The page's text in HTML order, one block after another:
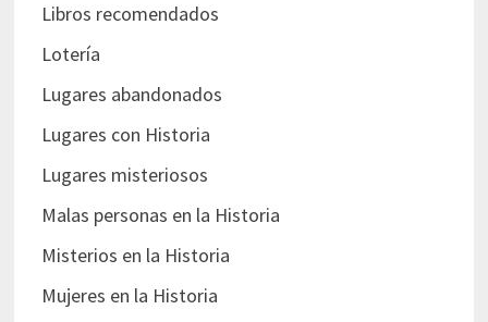
Libros recomendados
Lotería
Lugares abandonados
Lugares con Historia
Lugares misteriosos
Malas personas en la Historia
Misterios en la Historia
Mujeres en la Historia